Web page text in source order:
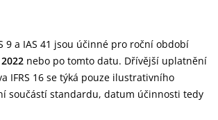
9 a IAS 41 jsou účinné pro roční období
nebo po tomto datu. Dřívější uplatnění
IFRS 16 se týká pouze ilustrativního
součástí standardu, datum účinnosti tedy